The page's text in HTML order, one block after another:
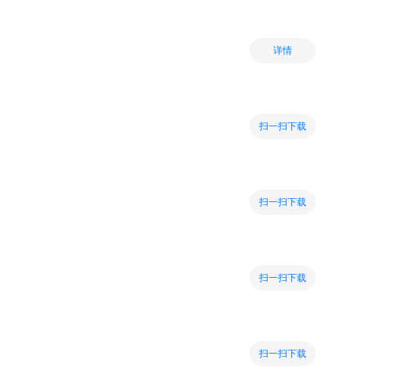
详情
扫一扫下载
扫一扫下载
扫一扫下载
扫一扫下载